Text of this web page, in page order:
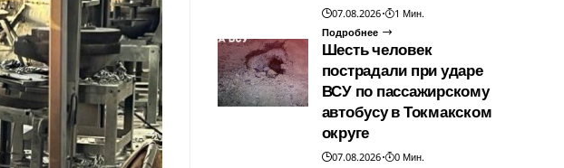
07.08.2026
1 Мин.
Подробнее
Шесть человек
пострадали при ударе
ВСУ по пассажирскому
автобусу в Токмакском
округе
07.08.2026
0 Мин.